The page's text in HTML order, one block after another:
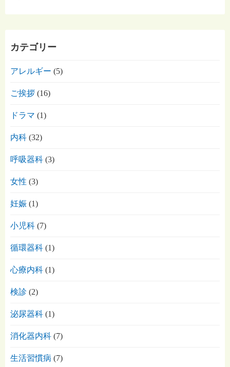
カテゴリー
アレルギー (5)
ご挨拶 (16)
ドラマ (1)
内科 (32)
呼吸器科 (3)
女性 (3)
妊娠 (1)
小児科 (7)
循環器科 (1)
心療内科 (1)
検診 (2)
泌尿器科 (1)
消化器内科 (7)
生活習慣病 (7)